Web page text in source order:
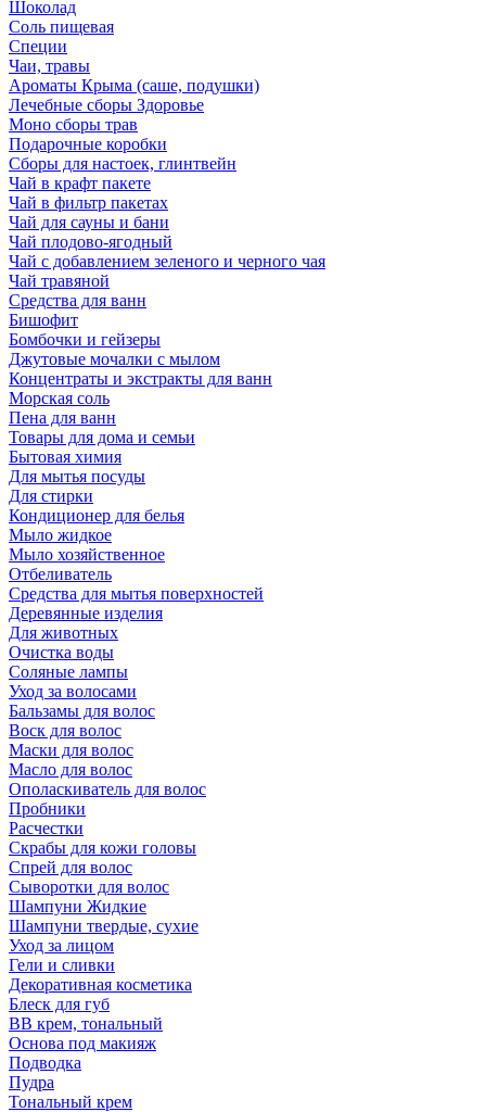
Шоколад
Соль пищевая
Специи
Чаи, травы
Ароматы Крыма (саше, подушки)
Лечебные сборы Здоровье
Моно сборы трав
Подарочные коробки
Сборы для настоек, глинтвейн
Чай в крафт пакете
Чай в фильтр пакетах
Чай для сауны и бани
Чай плодово-ягодный
Чай с добавлением зеленого и черного чая
Чай травяной
Средства для ванн
Бишофит
Бомбочки и гейзеры
Джутовые мочалки с мылом
Концентраты и экстракты для ванн
Морская соль
Пена для ванн
Товары для дома и семьи
Бытовая химия
Для мытья посуды
Для стирки
Кондиционер для белья
Мыло жидкое
Мыло хозяйственное
Отбеливатель
Средства для мытья поверхностей
Деревянные изделия
Для животных
Очистка воды
Соляные лампы
Уход за волосами
Бальзамы для волос
Воск для волос
Маски для волос
Масло для волос
Ополаскиватель для волос
Пробники
Расчестки
Скрабы для кожи головы
Спрей для волос
Сыворотки для волос
Шампуни Жидкие
Шампуни твердые, сухие
Уход за лицом
Гели и сливки
Декоративная косметика
Блеск для губ
ВВ крем, тональный
Основа под макияж
Подводка
Пудра
Тональный крем